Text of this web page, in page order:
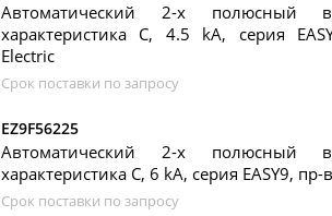
Автоматический 2-х полюсный
характеристика C, 4.5 kA, серия
Electric
Срок поставки по запросу
EZ9F56225
Автоматический 2-х полюсный
характеристика C, 6 kA, серия EASY9,
Срок поставки по запросу